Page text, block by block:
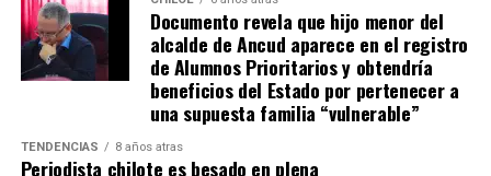
la tranquilidad que ella andaba buscando en su vida»
Por otra parte, detallando sobre cómo se enteraron de
su fallecimiento, la mujer narró:«Netamente a través
de la prensa. Vimos unos mensajes que había sobre
un cadáver en la isla de Chiloé y nosotros llevábamos
Documento revela que hijo menor del
alcalde de Ancud aparece en el registro
de Alumnos Prioritarios y obtendría
beneficios del Estado por pertenecer a
una supuesta familia “vulnerable”
TENDENCIAS 8 años atras
Periodista chilote es besado en plena